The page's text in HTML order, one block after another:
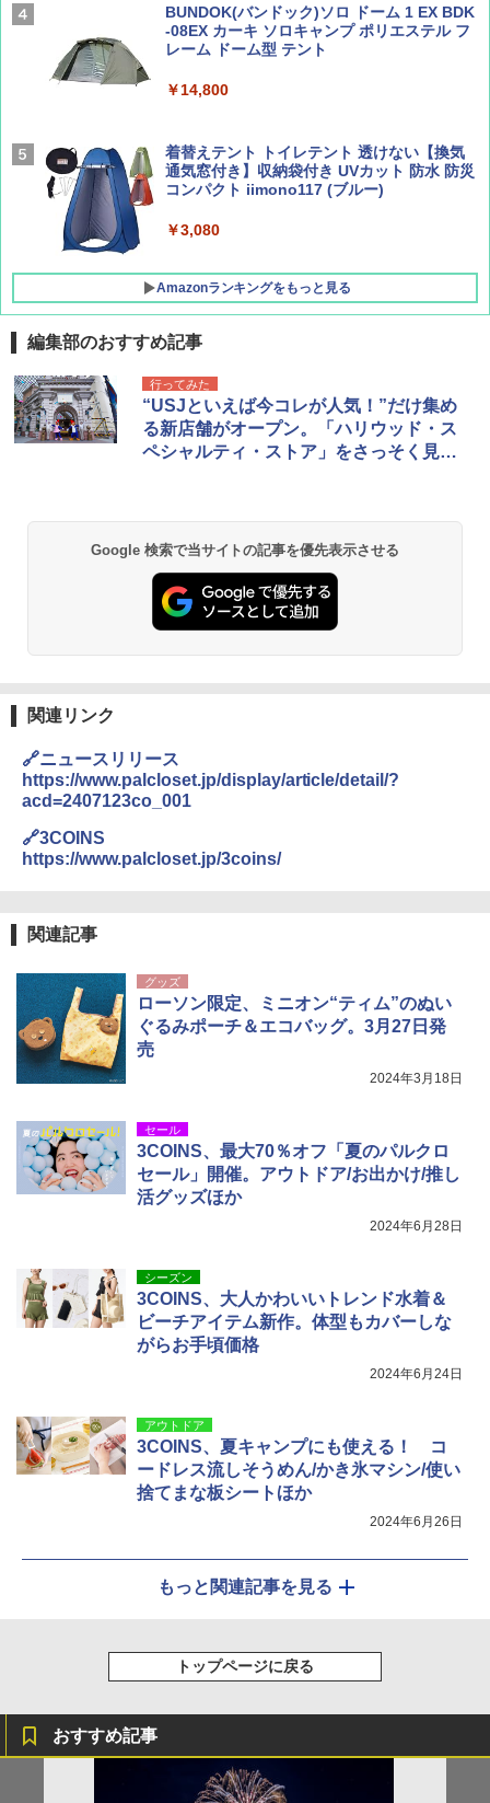
AIRLINE（エアライン）2026年9月号【特
集】ボーイング110周年を祝して！
￥1,760
A26 地球の歩き方 チェコ ポーランド スロヴ
ァキア 2026～2027 地球の歩き方A ヨーロッ
ーティング フルクローズ メッシュ 3-4人用
簡単設置 ポップアップテント エクルベージ
ュ(BC仕様) PATC-150B(EB)
￥9,990
[キャンパーズコレクション 山善] 傘みたいに
広げるだけ パッとサッとテント キューブワ
イド ブラックコーティング フルクローズ メ
ATCW-150B エクルベージュ
BUNDOK(バンドック)ソロ ドーム 1 EX BDK
-08EX カーキ ソロキャンプ ポリエステル フ
レーム ドーム型 テント
￥14,800
着替えテント トイレテント 透けない【換気
通気窓付き】収納袋付き UVカット 防水 防災
コンパクト iimono117 (ブルー)
￥3,080
Amazonランキングをもっと見る
編集部のおすすめ記事
行ってみた
“USJといえば今コレが人気！”だけ集め
る新店舗がオープン。「ハリウッド・ス
ペシャルティ・ストア」をさっそく見て
Google 検索で当サイトの記事を優先表示させる
関連リンク
🔗ニュースリリース
https://www.palcloset.jp/display/article/detail/?
acd=2407123co_001
🔗3COINS
https://www.palcloset.jp/3coins/
関連記事
グッズ
ローソン限定、ミニオン“ティム”のぬい
ぐるみポーチ＆エコバッグ。3月27日発
売
2024年3月18日
セール
3COINS、最大70％オフ「夏のパルクロ
セール」開催。アウトドア/お出かけ/推し
活グッズほか
2024年6月28日
シーズン
3COINS、大人かわいいトレンド水着＆
ビーチアイテム新作。体型もカバーしな
がらお手頃価格
2024年6月24日
アウトドア
3COINS、夏キャンプにも使える！ コ
ードレス流しそうめん/かき氷マシン/使い
捨てまな板シートほか
2024年6月26日
もっと関連記事を見る
トップページに戻る
おすすめ記事